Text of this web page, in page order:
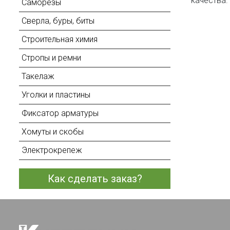
Саморезы
Сверла, буры, биты
Строительная химия
Стропы и ремни
Такелаж
Уголки и пластины
Фиксатор арматуры
Хомуты и скобы
Электрокрепеж
Как сделать заказ?